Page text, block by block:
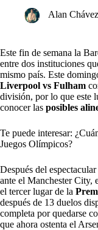
Alan Chávez
Este fin de semana la
entre dos instituciones
mismo país. Este
Liverpool vs Fulham
división, por lo que este
conocer las posibles
Te puede interesar:
Juegos Olímpicos?
Después del
ante el Manchester City,
el tercer lugar de la
después de 13 duelos
completa por quedarse
que ahora ostenta el